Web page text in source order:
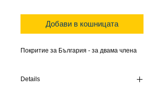
цена
Добави в кошницата
Покритие за България - за двама члена
Details